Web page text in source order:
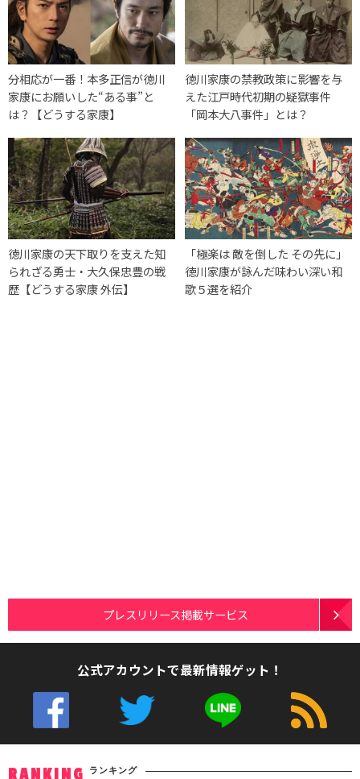
分相応が一番！本多正信が徳川
家康にお願いした“ある事”と
は？【どうする家康】
徳川家康の禁教政策に影響を与
えた江戸時代初期の疑獄事件
「岡本大八事件」とは？
徳川家康の天下取りを支えた知
られざる勇士・大久保忠豊の戦
歴【どうする家康 外伝】
「極楽は 敵を倒した その先に」
徳川家康が詠んだ味わい深い和
歌５選を紹介
プレスリリース掲載サービス
公式アカウントで最新情報ゲット！
RANKING ランキング